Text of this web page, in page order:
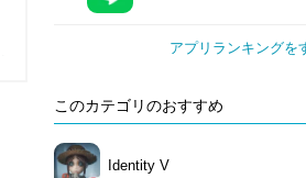
アプリランキングを
このカテゴリのおすすめ
Identity V